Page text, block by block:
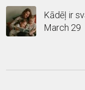
Kādēļ ir
March 29